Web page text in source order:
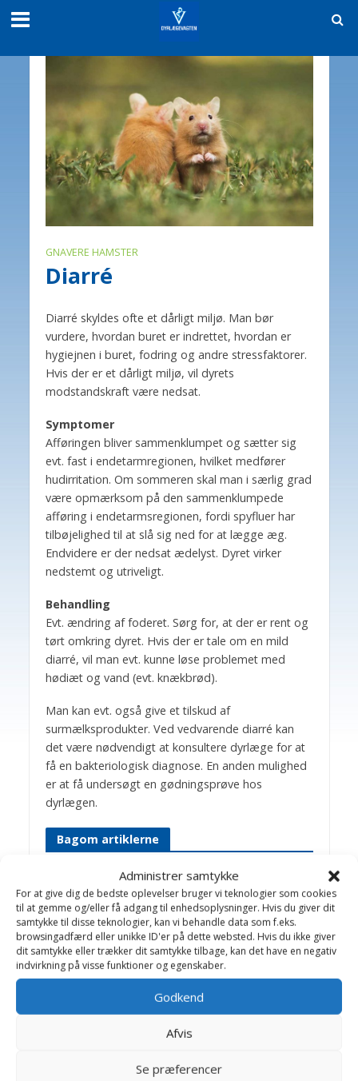
Administrer samtykke
For at give dig de bedste oplevelser bruger vi teknologier som cookies
til at gemme og/eller få adgang til enhedsoplysninger. Hvis du giver dit
samtykke til disse teknologier, kan vi behandle data som f.eks.
browsingadfærd eller unikke ID'er på dette websted. Hvis du ikke giver
dit samtykke eller trækker dit samtykke tilbage, kan det have en negativ
indvirkning på visse funktioner og egenskaber.
Godkend
Afvis
Se præferencer
GNAVERE HAMSTER
Diarré
Diarré skyldes ofte et dårligt miljø. Man bør
vurdere, hvordan buret er indrettet, hvordan er
hygiejnen i buret, fodring og andre stressfaktorer.
Hvis der er et dårligt miljø, vil dyrets
modstandskraft være nedsat.
Symptomer
Afføringen bliver sammenklumpet og sætter sig
evt. fast i endetarmregionen, hvilket medfører
hudirritation. Om sommeren skal man i særlig grad
være opmærksom på den sammenklumpede
afføring i endetarmsregionen, fordi spyfluer har
tilbøjelighed til at slå sig ned for at lægge æg.
Endvidere er der nedsat ædelyst. Dyret virker
nedstemt og utriveligt.
Behandling
Evt. ændring af foderet. Sørg for, at der er rent og
tørt omkring dyret. Hvis der er tale om en mild
diarré, vil man evt. kunne løse problemet med
hødiæt og vand (evt. knækbrød).
Man kan evt. også give et tilskud af
surmælksprodukter. Ved vedvarende diarré kan
det være nødvendigt at konsultere dyrlæge for at
få en bakteriologisk diagnose. En anden mulighed
er at få undersøgt en gødningsprøve hos
dyrlægen.
Bagom artiklerne
Birthe Valling & Jens
Bakkegaard
Dyrlæge Birthe Valling: Til dagligt
arbejder Birthe sammen med dygtige
kolleger på Helsinge Dyreklinik.
Hillerød Dyrehospital og Helsinge
Hestehospital. En travl hverdag med
mange spændende opgaver, -som
giver stof til artikler på Dyrlægevagten